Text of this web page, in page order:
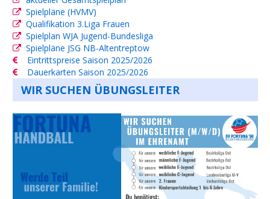
Spielpläne (HVMV)
Qualifikation 3.Liga Frauen
Spielplan WJA Jugend-Bundesliga
Spielpläne JSG NB-Altentreptow
Eintrittspreise Saison 2025/2026
Dauerkarten Saison 2025/2026
WIR SUCHEN ÜBUNGSLEITER